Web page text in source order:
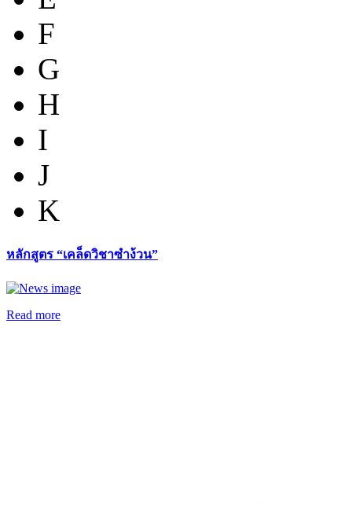
F
G
H
I
J
K
หลักสูตร “เคล็ดวิชาซำง้วน”
Read more